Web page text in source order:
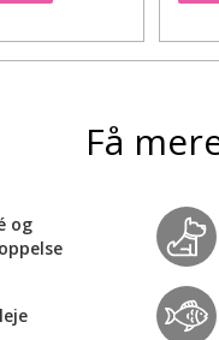
Få
og